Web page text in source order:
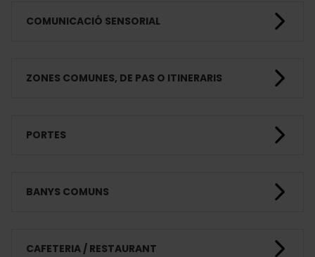
COMUNICACIÓ SENSORIAL
ZONES COMUNES, DE PAS O ITINERARIS
PORTES
BANYS COMUNS
CAFETERIA / RESTAURANT